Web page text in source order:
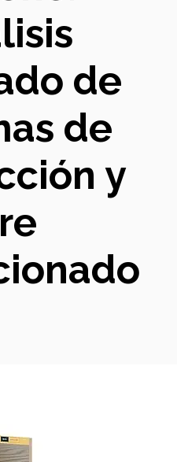
de
de
y